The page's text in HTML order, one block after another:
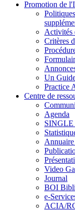
Promotion de
Activités
Critères
Un
Practice
Centre de
Agenda
SINGLE
Annuaire
Video
Journal
BOI
e-
ACIA/